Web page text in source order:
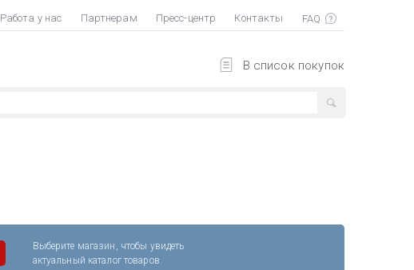
Работа у нас Партнерам Пресс-центр Контакты
В список покупок
Выберите магазин, чтобы увидеть
актуальный каталог товаров.